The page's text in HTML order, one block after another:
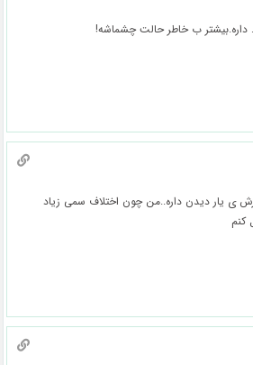
ب خاطر حالت چشماشه!
ی یار دیدن داره..من چون اختلاف سمی زیاد
کنم